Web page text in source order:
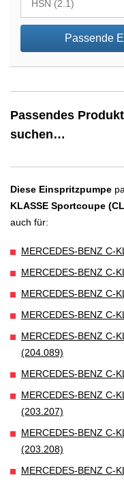
Passende
Passendes
suchen…
Diese Einspritzpumpe
KLASSE Sportcoupe
auch für:
MERCEDES-BENZ C-
MERCEDES-BENZ C-
MERCEDES-BENZ C-
MERCEDES-BENZ C-
MERCEDES-BENZ C-
(204.089)
MERCEDES-BENZ C-
MERCEDES-BENZ C-
(203.207)
MERCEDES-BENZ C-
(203.208)
MERCEDES-BENZ C-